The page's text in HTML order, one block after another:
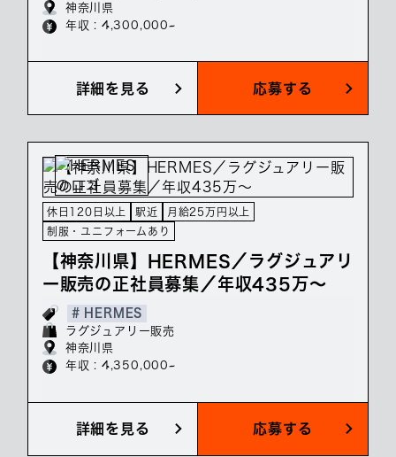
神奈川県
年収 : 4,300,000~
詳細を見る 応募する
休日120日以上 駅近
月給25万円以上
制服・ユニフォームあり
【神奈川県】HERMES／ラグジュアリ
ー販売の正社員募集／年収435万～
# HERMES
ラグジュアリー販売
神奈川県
年収 : 4,350,000~
詳細を見る 応募する